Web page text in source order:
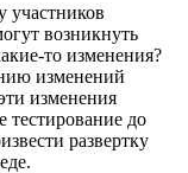
участников
возникнуть
то изменения?
изменений
изменения
тестирование до
развертку